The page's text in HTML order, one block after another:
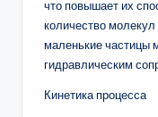
что повышает их
количество
маленькие частицы
гидравлическим
Кинетика процесса